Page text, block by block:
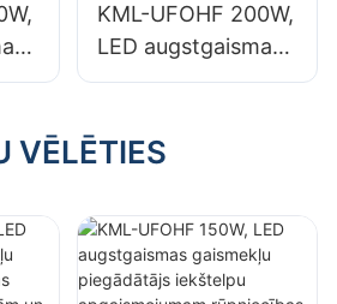
apgaismojuma
lietojumiem.
KML-UFOHF 200W,
LED augstgaismas
gaismekļu
iekštelpu
izstāžu zālēs,
sporta zālēs utt.
VĒLĒTIES